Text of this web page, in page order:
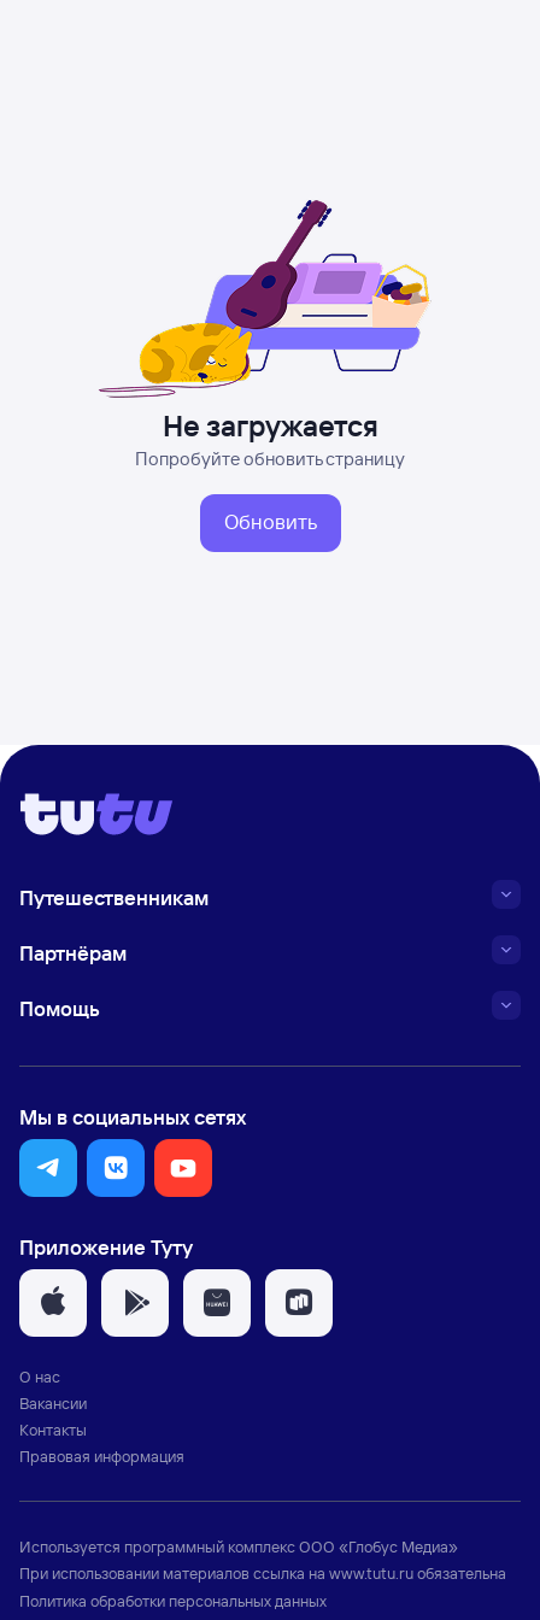
Не загружается
Попробуйте обновить страницу
Обновить
Путешественникам
Партнёрам
Помощь
Мы в социальных сетях
Приложение Туту
О нас
Вакансии
Контакты
Правовая информация
Используется программный комплексООО «Глобус Медиа»
При использовании материалов ссылка на www.tutu.ruобязательна
Политика обработки персональных данных